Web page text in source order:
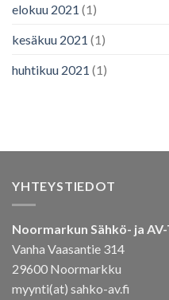
elokuu 2021 (1)
kesäkuu 2021 (1)
huhtikuu 2021 (1)
YHTEYSTIEDOT
Noormarkun Sähkö- ja
Vanha Vaasantie 314
29600 Noormarkku
myynti(at) sahko-av.fi